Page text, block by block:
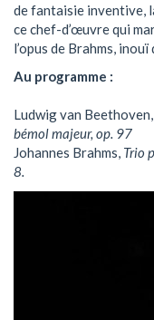
de fantaisie inventive,
ce chef-d’œuvre qui
l’opus de Brahms,
Au programme :
Ludwig van Beethoven,
bémol majeur, op. 97
Johannes Brahms, Trio
8.